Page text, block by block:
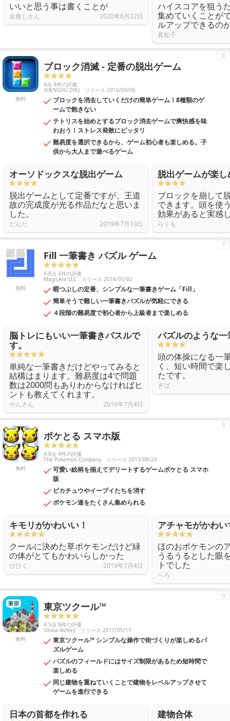
いいと思う事は書くことが
名無しさん 2020年8月22日
ハイスコアを狙う
集めていくことが
ルアップできるの
真知子
無料
ブロック消滅 - 定番の脱出ゲーム
4点 4件の評価
SHENGHU ZHU リリース 2016/09/06
ブロックを消去していくだけの簡単ゲーム！8種類のゲ
ームで飽きない
テトリスを始めとするブロック消去ゲームで爽快感を味
わおう！ストレス発散にピッタリ
難易度を選択できるから、ゲーム初心者も楽しめる。子
供から大人まで遊べるゲーム
6
オーソドックスな脱出ゲーム
脱出ゲームとして定番ですが、王道
故の完成度が光る作品だなと思いま
した。
だんた 2019年7月10日
脱出ゲームが楽し
ブロックを崩して
できます。頭を使
効果があると実感
らくも
無料
Fill 一筆書き パズル ゲーム
4.8点 4件の評価
MagicAnt LLC リリース 2016/05/02
暇つぶしの定番、シンプルな一筆書きゲーム「Fill」
簡単そうで難しい一筆書きパズルが気軽にできる
４段階の難易度で初心者から上級者まで楽しめる
7
脳トレにもいい一筆書きパスルで
す。
単純な一筆書きだけどやってみると
結構はまります。難易度は4で問題
数は2000問もありわからなければヒ
ントも教えてくれます。
やんさん 2019年7月4日
パズルのような
頭の体操になる一
く、短い時間で楽
たです。
ぎば
無料
ポケとる スマホ版
4.8点 4件の評価
The Pokemon Company リリース 2015/08/24
可愛い絵柄を揃えてデリートするゲームポケとる スマホ
版
ピカチュウやイーブイたちを消す
ポケモン達をたくさん集められる
8
キモリがかわいい！
クールに決めた草ポケモンだけど緑
の体がとてもかわいらしかった
ひひく 2019年7月4日
アチャモがかわ
ほのおポケモンの
うるうるとした眼
トでした
へろ
無料
東京ツクール™
4.5点 6件の評価
Olivia Ashley リリース 2017/05/17
東京ツクール™ シンプルな操作で街づくりが楽しめるパ
ズルゲーム
パズルのフィールドにはサイズ制限があるため短時間で
楽しめる
同じ建物を重ねていくことで建物をレベルアップさせて
ゲームを進行できる
9
日本の首都を作れる 建物合体